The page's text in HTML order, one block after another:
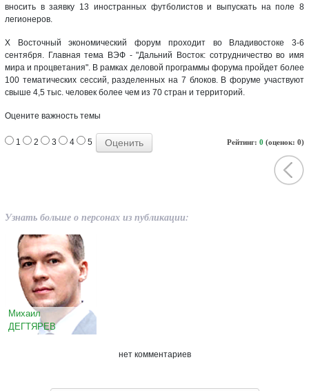
вносить в заявку 13 иностранных футболистов и выпускать на поле 8
легионеров.
Х Восточный экономический форум проходит во Владивостоке 3-6
сентября. Главная тема ВЭФ - "Дальний Восток: сотрудничество во имя
мира и процветания". В рамках деловой программы форума пройдет более
100 тематических сессий, разделенных на 7 блоков. В форуме участвуют
свыше 4,5 тыс. человек более чем из 70 стран и территорий.
Оцените важность темы
Рейтинг: 0 (оценок: 0)
1 2 3 4 5
Узнать больше о персонах из публикации:
Михаил
ДЕГТЯРЕВ
нет комментариев